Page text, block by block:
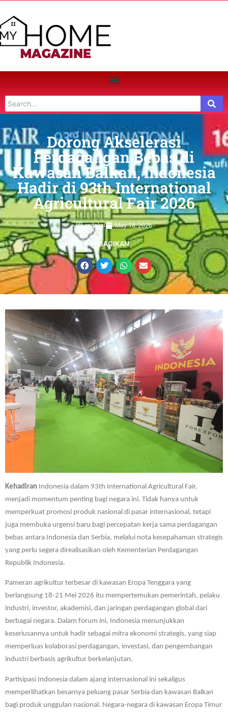
Dorong Akselerasi
Perdagangan Bebas di
Kawasan Balkan, Indonesia
Hadir di 93th International
Agricultural Fair 2026
redaksi May 18, 2026
BAGIKAN
Kehadiran Indonesia dalam 93th International Agricultural Fair,
menjadi momentum penting bagi negara ini. Tidak hanya untuk
memperkuat promosi produk nasional di pasar internasional, tetapi
juga membuka urgensi baru bagi percepatan kerja sama perdagangan
bebas antara Indonesia dan Serbia, melalui nota kesepahaman strategis
yang perlu segera direalisasikan oleh Kementerian Perdagangan
Republik Indonesia.
Pameran agrikultur terbesar di kawasan Eropa Tenggara yang
berlangsung 18-21 Mei 2026 itu mempertemukan pemerintah, pelaku
industri, investor, akademisi, dan jaringan perdagangan global dari
berbagai negara. Dalam forum ini, Indonesia menunjukkan
keseriusannya untuk hadir sebagai mitra ekonomi strategis, yang siap
memperluas kolaborasi perdagangan, investasi, dan pengembangan
industri berbasis agrikultur berkelanjutan.
Partisipasi Indonesia dalam ajang internasional ini sekaligus
memperlihatkan besarnya peluang pasar Serbia dan kawasan Balkan
bagi produk unggulan nasional. Negara-negara di kawasan Eropa Timur